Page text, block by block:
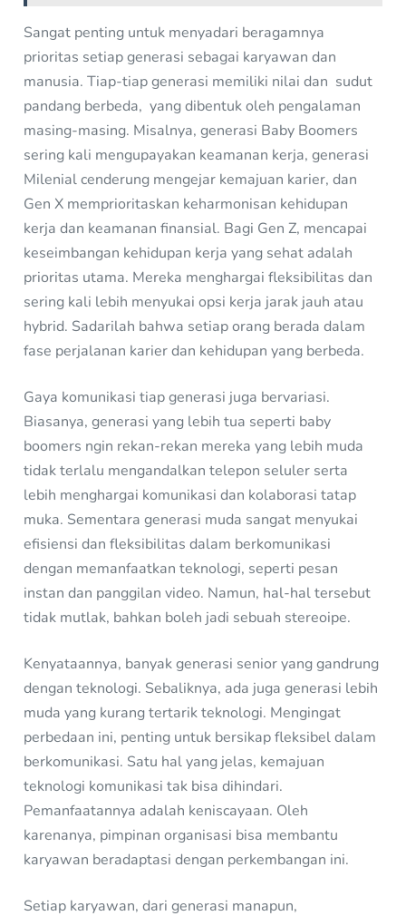
Sangat penting untuk menyadari beragamnya
prioritas setiap generasi sebagai karyawan dan
manusia. Tiap-tiap generasi memiliki nilai dan sudut
pandang berbeda, yang dibentuk oleh pengalaman
masing-masing. Misalnya, generasi Baby Boomers
sering kali mengupayakan keamanan kerja, generasi
Milenial cenderung mengejar kemajuan karier, dan
Gen X memprioritaskan keharmonisan kehidupan
kerja dan keamanan finansial. Bagi Gen Z, mencapai
keseimbangan kehidupan kerja yang sehat adalah
prioritas utama. Mereka menghargai fleksibilitas dan
sering kali lebih menyukai opsi kerja jarak jauh atau
hybrid. Sadarilah bahwa setiap orang berada dalam
fase perjalanan karier dan kehidupan yang berbeda.
Gaya komunikasi tiap generasi juga bervariasi.
Biasanya, generasi yang lebih tua seperti baby
boomers ngin rekan-rekan mereka yang lebih muda
tidak terlalu mengandalkan telepon seluler serta
lebih menghargai komunikasi dan kolaborasi tatap
muka. Sementara generasi muda sangat menyukai
efisiensi dan fleksibilitas dalam berkomunikasi
dengan memanfaatkan teknologi, seperti pesan
instan dan panggilan video. Namun, hal-hal tersebut
tidak mutlak, bahkan boleh jadi sebuah stereoipe.
Kenyataannya, banyak generasi senior yang gandrung
dengan teknologi. Sebaliknya, ada juga generasi lebih
muda yang kurang tertarik teknologi. Mengingat
perbedaan ini, penting untuk bersikap fleksibel dalam
berkomunikasi. Satu hal yang jelas, kemajuan
teknologi komunikasi tak bisa dihindari.
Pemanfaatannya adalah keniscayaan. Oleh
karenanya, pimpinan organisasi bisa membantu
karyawan beradaptasi dengan perkembangan ini.
Setiap karyawan, dari generasi manapun,